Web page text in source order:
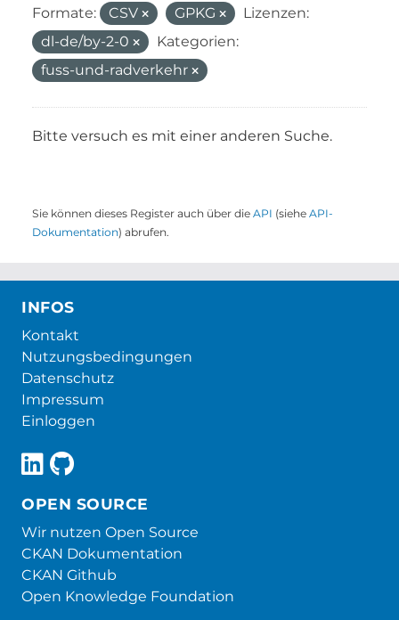
Formate: CSV GPKG
Lizenzen:
dl-de/by-2-0
Kategorien:
fuss-und-radverkehr
Bitte versuch es mit einer anderen Suche.
Sie können dieses Register auch über die API (siehe API-
Dokumentation) abrufen.
INFOS
Kontakt
Nutzungsbedingungen
Datenschutz
Impressum
Einloggen
OPEN SOURCE
Wir nutzen Open Source
CKAN Dokumentation
CKAN Github
Open Knowledge Foundation